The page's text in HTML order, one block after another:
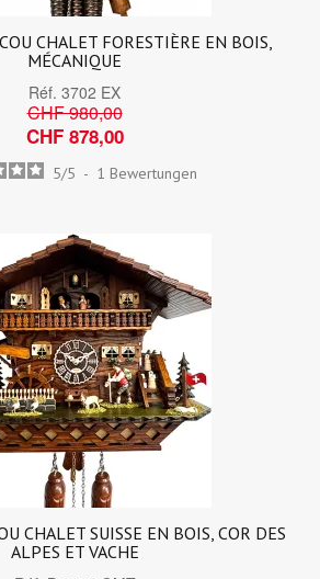
CHALET FORESTIÈRE EN BOIS,
MÉCANIQUE
Réf. 3702 EX
CHF 980,00
CHF 878,00
5/5 - 1 Bewertungen
CHALET SUISSE EN BOIS, COR DES
ALPES ET VACHE